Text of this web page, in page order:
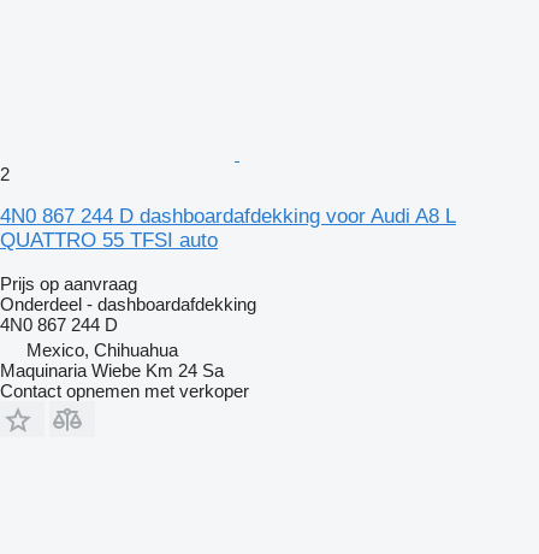
2
4N0 867 244 D dashboardafdekking voor Audi A8 L
QUATTRO 55 TFSI auto
Prijs op aanvraag
Onderdeel - dashboardafdekking
4N0 867 244 D
Mexico, Chihuahua
Maquinaria Wiebe Km 24 Sa
Contact opnemen met verkoper